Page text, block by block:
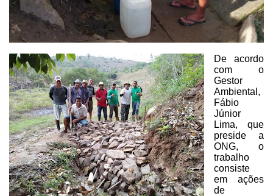
De acordo
com o
Gestor
Ambiental,
Fábio
Júnior
Lima, que
preside a
ONG, o
trabalho
consiste
em ações
de